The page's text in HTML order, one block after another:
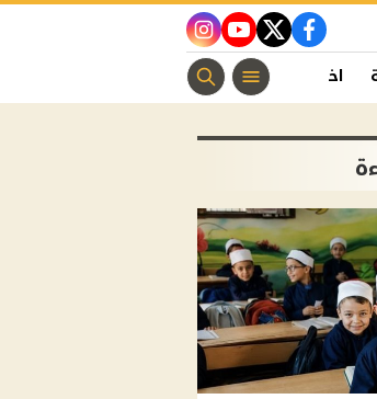
facebook
twitter
youtube
instagram
اخبار الفن منوعات مسيحية